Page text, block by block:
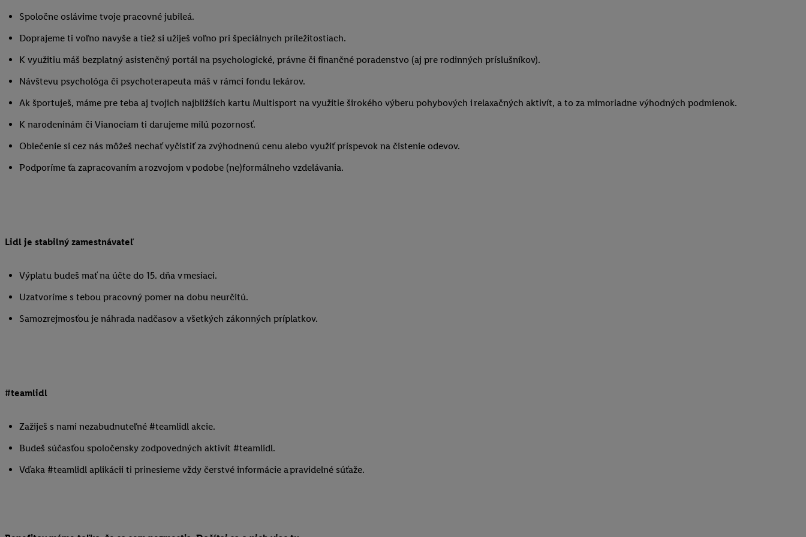
Spoločne oslávime tvoje pracovné jubileá.
Doprajeme ti voľno navyše a tiež si užiješ voľno pri špeciálnych príležitostiach.
K využitiu máš bezplatný asistenčný portál na psychologické, právne či finančné poradenstvo (aj pre rodinných príslušníkov).
Návštevu psychológa či psychoterapeuta máš v rámci fondu lekárov.
Ak športuješ, máme pre teba aj tvojich najbližších kartu Multisport na využitie širokého výberu pohybových i relaxačných aktivít, a to za mimoriadne výhodných podmienok.
K narodeninám či Vianociam ti darujeme milú pozornosť.
Oblečenie si cez nás môžeš nechať vyčistiť za zvýhodnenú cenu alebo využiť príspevok na čistenie odevov.
Podporíme ťa zapracovaním a rozvojom v podobe (ne)formálneho vzdelávania.
Lidl je stabilný zamestnávateľ
Výplatu budeš mať na účte do 15. dňa v mesiaci.
Uzatvoríme s tebou pracovný pomer na dobu neurčitú.
Samozrejmosťou je náhrada nadčasov a všetkých zákonných príplatkov.
#teamlidl
Zažiješ s nami nezabudnuteľné #teamlidl akcie.
Budeš súčasťou spoločensky zodpovedných aktivít #teamlidl.
Vďaka #teamlidl aplikácii ti prinesieme vždy čerstvé informácie a pravidelné súťaže.